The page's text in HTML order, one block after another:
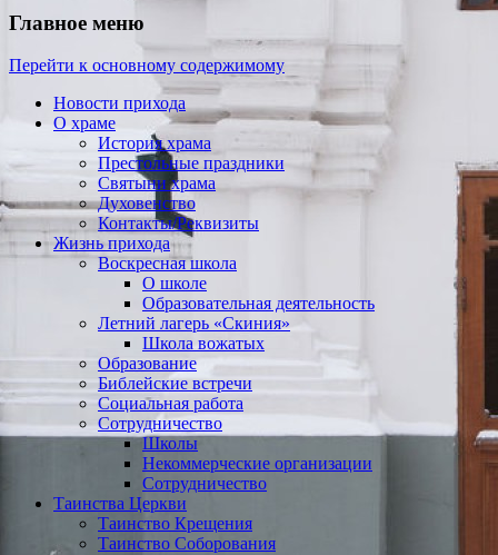
Главное меню
Перейти к основному содержимому
Новости прихода
О храме
История храма
Престольные праздники
Святыни храма
Духовенство
Контакты/Реквизиты
Жизнь прихода
Воскресная школа
О школе
Образовательная деятельность
Летний лагерь «Скиния»
Школа вожатых
Образование
Библейские встречи
Социальная работа
Сотрудничество
Школы
Некоммерческие организации
Сотрудничество
Таинства Церкви
Таинство Крещения
Таинство Соборования